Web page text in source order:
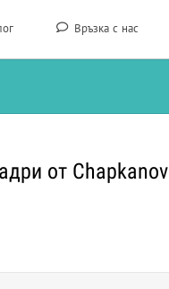
Връзка с нас
от Chapkanov